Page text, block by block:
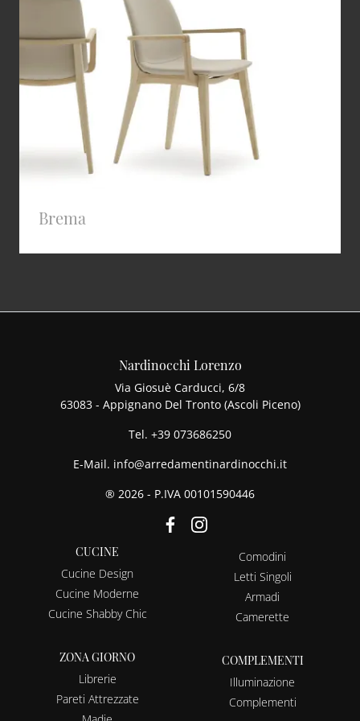
Brema
Nardinocchi Lorenzo
Via Giosuè Carducci, 6/8
63083 - Appignano Del Tronto (Ascoli Piceno)
Tel. +39 073686250
E-Mail. info@arredamentinardinocchi.it
® 2026 - P.IVA 00101590446
CUCINE
Cucine Design
Cucine Moderne
Cucine Shabby Chic
ZONA GIORNO
Librerie
Pareti Attrezzate
Comodini
Letti Singoli
Armadi
Camerette
COMPLEMENTI
Illuminazione
Complementi